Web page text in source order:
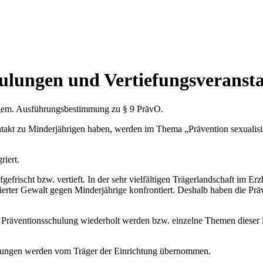
und
Ausführungsbestimmung zu § 9 PrävO.
zu Minderjährigen haben, werden im Thema „Prävention
bzw. vertieft. In der sehr vielfältigen Trägerlandschaft im
Gewalt gegen Minderjährige konfrontiert. Deshalb haben die
wiederholt werden bzw. einzelne Themen
werden vom Träger der Einrichtung übernommen.